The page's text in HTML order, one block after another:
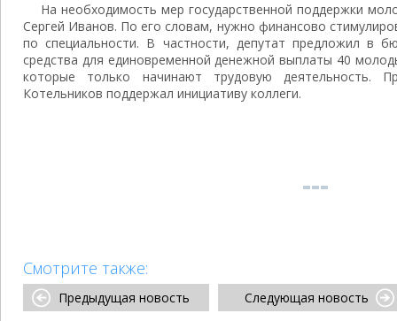
На необходимость мер государственной поддержки
Сергей Иванов. По его словам, нужно финансово
по специальности. В частности, депутат предложил в
средства для единовременной денежной выплаты 40
которые только начинают трудовую деятельность.
Котельников поддержал инициативу коллеги.
Смотрите также:
Предыдущая новость Следующая новость